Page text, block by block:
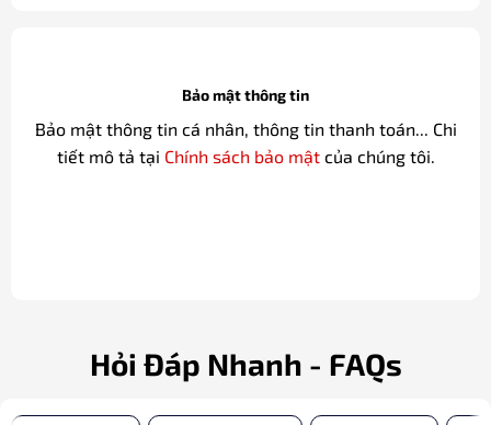
Bảo mật thông tin
Bảo mật thông tin cá nhân, thông tin thanh toán... Chi
tiết mô tả tại Chính sách bảo mậtcủa chúng tôi.
Hỏi Đáp Nhanh - FAQs